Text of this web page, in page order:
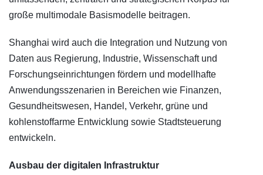
große multimodale Basismodelle beitragen.
Shanghai wird auch die Integration und Nutzung von
Daten aus Regierung, Industrie, Wissenschaft und
Forschungseinrichtungen fördern und modellhafte
Anwendungsszenarien in Bereichen wie Finanzen,
Gesundheitswesen, Handel, Verkehr, grüne und
kohlenstoffarme Entwicklung sowie Stadtsteuerung
entwickeln.
Ausbau der digitalen Infrastruktur